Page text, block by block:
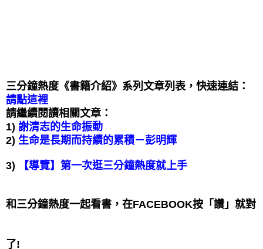
三分鐘熱度《書籍介紹》系列文章列表，快速連結：
請點這裡
請繼續閱讀相關文章：
1) 謝清志的生命振動
2) 生命是長期而持續的累積－彭明輝
3) 【導覽】第一次逛三分鐘熱度就上手
和三分鐘熱度一起看書，在FACEBOOK按「讚」就對
了!